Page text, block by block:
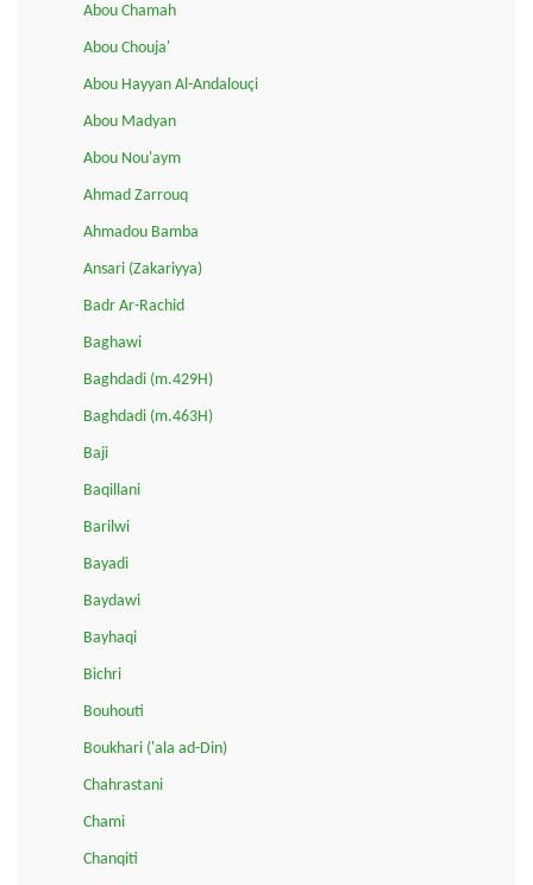
Abou Chamah
Abou Chouja'
Abou Hayyan Al-Andalouçi
Abou Madyan
Abou Nou'aym
Ahmad Zarrouq
Ahmadou Bamba
Ansari (Zakariyya)
Badr Ar-Rachid
Baghawi
Baghdadi (m.429H)
Baghdadi (m.463H)
Baji
Baqillani
Barilwi
Bayadi
Baydawi
Bayhaqi
Bichri
Bouhouti
Boukhari ('ala ad-Din)
Chahrastani
Chami
Chanqiti